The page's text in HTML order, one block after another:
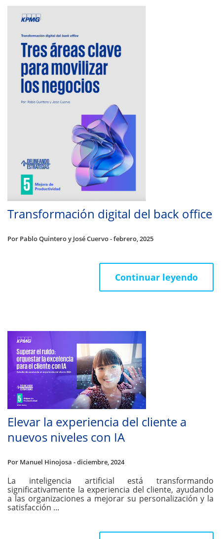
Transformación digital del back office
Por Pablo Quintero y José Cuervo - febrero, 2025
Continuar leyendo
Elevar la experiencia del cliente a
nuevos niveles con IA
Por Manuel Hinojosa - diciembre, 2024
La inteligencia artificial está transformando
significativamente la experiencia del cliente, ayudando
a las organizaciones a mejorar su personalización y la
satisfacción ...